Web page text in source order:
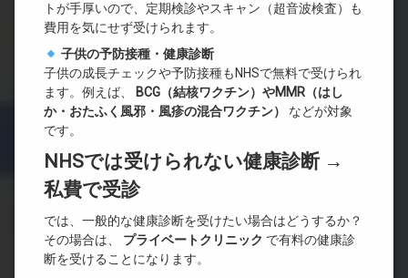
トが手厚いので、定期検診やスキャン（超音波検査）も
費用を気にせず受けられます。
子供の予防接種・健康診断
子供の成長チェックや予防接種もNHSで無料で受けられ
ます。例えば、
BCG （結核ワクチン）やMMR （はし
か・おたふく風邪・風疹の混合ワクチン）
などが対象
です。
NHSでは受けられない健康診断 →
私費で受診
では、一般的な健康診断を受けたい場合はどうするか？
その場合は、 プライベートクリニック で有料の健康診
断を受けることになります。